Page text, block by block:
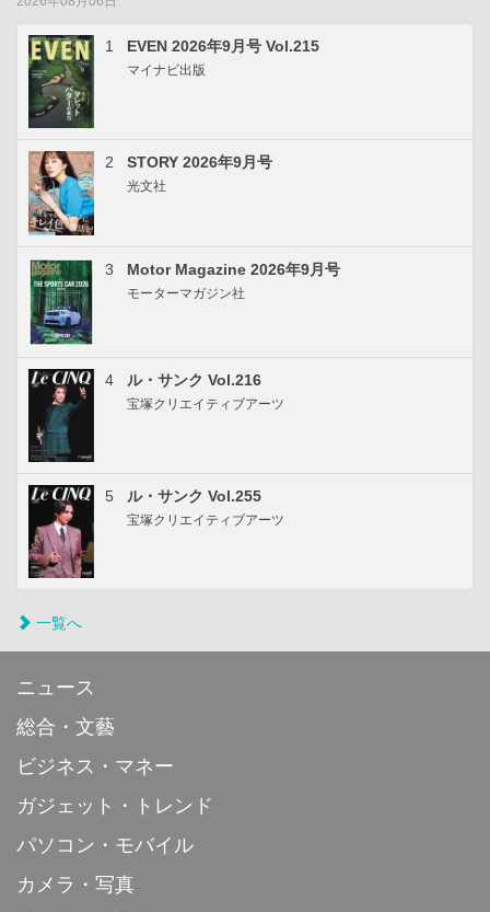
1 EVEN 2026年9月号 Vol.215
マイナビ出版
2 STORY 2026年9月号
光文社
3 Motor Magazine 2026年9月号
モーターマガジン社
4 ル・サンク Vol.216
宝塚クリエイティブアーツ
5 ル・サンク Vol.255
宝塚クリエイティブアーツ
一覧へ
ニュース
総合・文藝
ビジネス・マネー
ガジェット・トレンド
パソコン・モバイル
カメラ・写真